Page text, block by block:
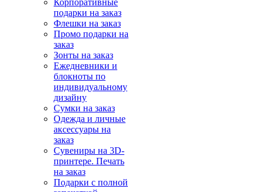
Корпоративные
подарки на заказ
Флешки на заказ
Промо подарки на
заказ
Зонты на заказ
Ежедневники и
блокноты по
индивидуальному
дизайну
Сумки на заказ
Одежда и личные
аксессуары на
заказ
Сувениры на 3D-
принтере. Печать
на заказ
Подарки с полной